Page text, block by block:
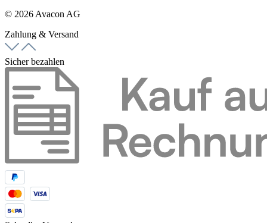
© 2026 Avacon AG
Zahlung & Versand
Sicher bezahlen